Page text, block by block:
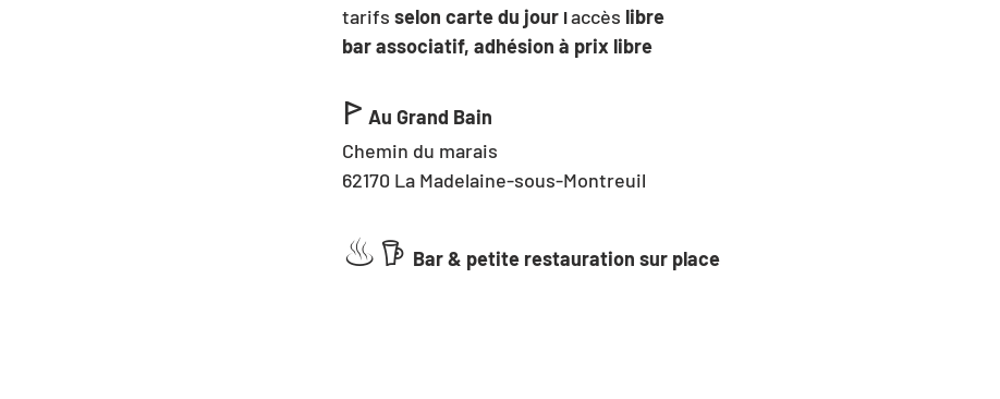
tarifs selon carte du jour I accès libre
bar associatif, adhésion à prix libre
ꚰ Au Grand Bain
Chemin du marais
62170 La Madelaine-sous-Montreuil
♨︎𖠚 Bar & petite restauration sur place